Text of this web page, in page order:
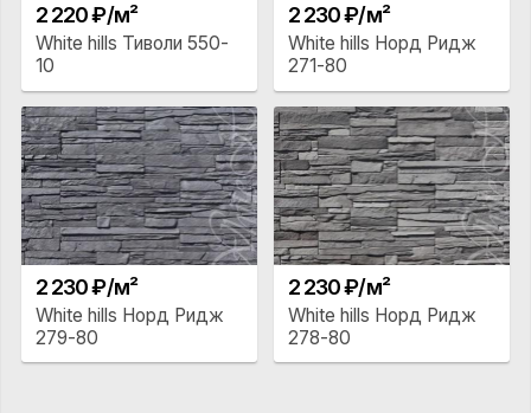
2 220 ₽/м²
White hills Тиволи 550-
10
2 230 ₽/м²
White hills Норд Ридж
271-80
2 230 ₽/м²
White hills Норд Ридж
279-80
2 230 ₽/м²
White hills Норд Ридж
278-80